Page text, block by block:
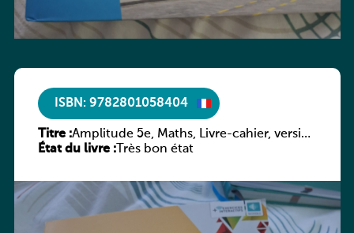
ISBN: 9782801058404
Titre :Amplitude 5e, Maths, Livre-cahier, version
luxembourgeoise
État du livre :Très bon état